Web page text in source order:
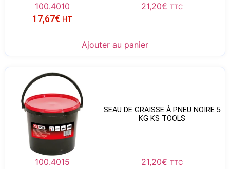
100.4010 21,20€ TTC
17,67€ HT
Ajouter au panier
SEAU DE GRAISSE À PNEU NOIRE 5
KG KS TOOLS
100.4015 21,20€ TTC